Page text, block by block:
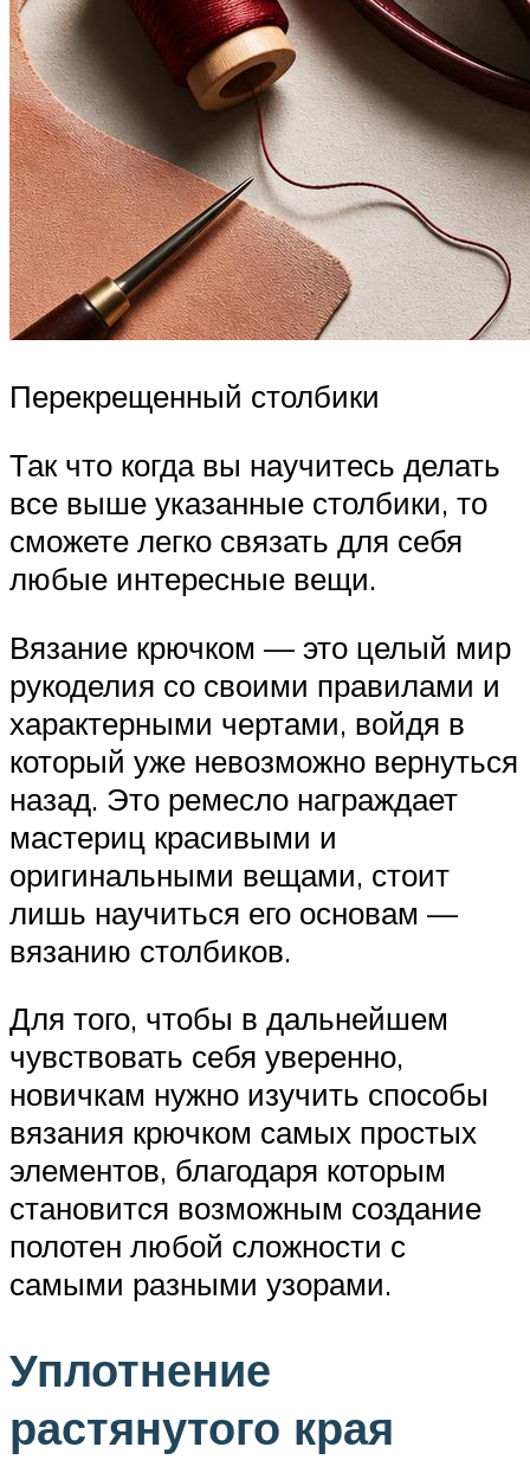
Перекрещенный столбики
Так что когда вы научитесь делать
все выше указанные столбики, то
сможете легко связать для себя
любые интересные вещи.
Вязание крючком — это целый мир
рукоделия со своими правилами и
характерными чертами, войдя в
который уже невозможно вернуться
назад. Это ремесло награждает
мастериц красивыми и
оригинальными вещами, стоит
лишь научиться его основам —
вязанию столбиков.
Для того, чтобы в дальнейшем
чувствовать себя уверенно,
новичкам нужно изучить способы
вязания крючком самых простых
элементов, благодаря которым
становится возможным создание
полотен любой сложности с
самыми разными узорами.
Уплотнение
растянутого края